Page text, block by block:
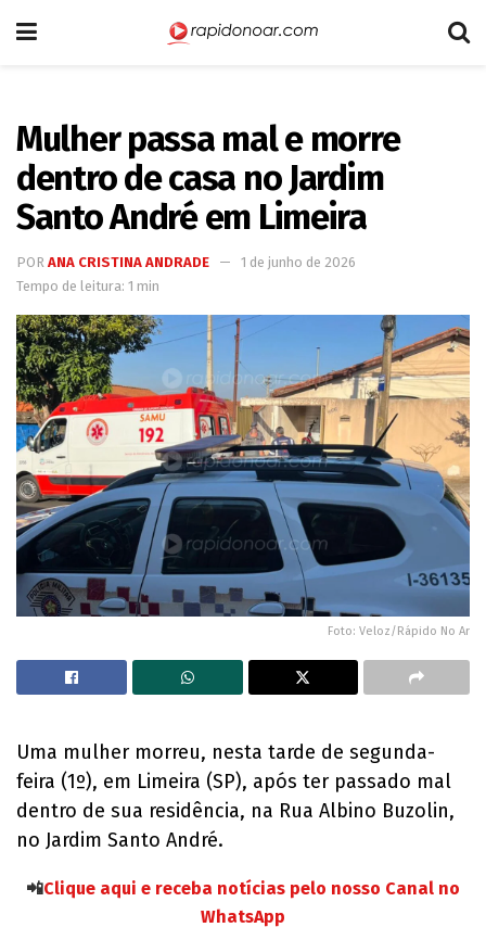
Mulher passa mal e morre
dentro de casa no Jardim
Santo André em Limeira
POR ANA CRISTINA ANDRADE
1 de junho de 2026
Tempo de leitura: 1 min
Foto: Veloz/Rápido No Ar
Uma mulher morreu, nesta tarde de segunda-
feira (1º), em Limeira (SP), após ter passado mal
dentro de sua residência, na Rua Albino Buzolin,
no Jardim Santo André.
📲Clique aqui e receba notícias pelo nosso Canal no
WhatsApp